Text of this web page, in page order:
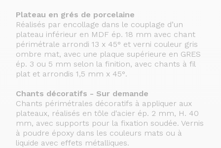
Plateau en grés de porcelaine
Réalisés par encollage dans le couplage d’un
plateau inférieur en MDF ép. 18 mm avec chant
périmétrale arrondi 13 x 45° et verni couleur gris
ombre mat, avec une plaque supérieure en GRES
ép. 3 ou 5 mm selon la finition, avec chants à fil
plat et arrondis 1,5 mm x 45°.
Chants décoratifs - Sur demande
Chants périmétrales décoratifs à appliquer aux
plateaux, réalisés en tôle d'acier ép. 2 mm, H. 40
mm, avec supports pour la fixation soudée. Vernis
à poudre époxy dans les couleurs mats ou à
liquide avec effets métalliques.